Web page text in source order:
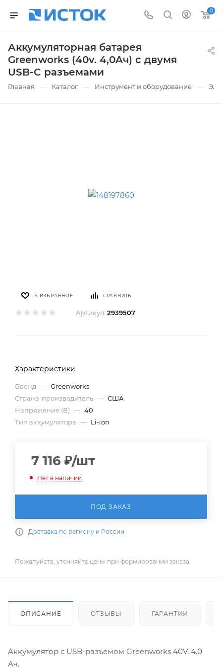
0
Аккумуляторная батарея
Greenworks (40v. 4,0Aч) с двумя
USB-C разъемами
Главная — Каталог — Инструмент и оборудование —
В ИЗБРАННОЕ СРАВНИТЬ
Артикул: 2939507
Характеристики
Бренд — Greenworks
Страна-производитель — США
Напряжение (В) — 40
Тип аккумулятора — Li-ion
7 116 ₽/шт
Нет в наличии
ПОД ЗАКАЗ
Доставка по региону и России
Пожалуйста, уточняйте цены при формировании заказа.
ОПИСАНИЕ ОТЗЫВЫ ГАРАНТИИ
Аккумулятор с USB-разъемом Greenworks 40V, 4.0
Ач.